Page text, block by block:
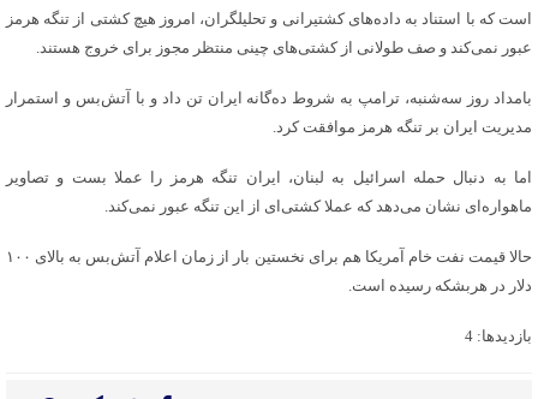
است که با استناد به داده‌های کشتیرانی و تحلیلگران، امروز هیچ کشتی از تنگه هرمز
عبور نمی‌کند و صف طولانی از کشتی‌های چینی منتظر مجوز برای خروج هستند.
بامداد روز سه‌شنبه، ترامپ به شروط ده‌گانه ایران تن داد و با آتش‌بس و استمرار
مدیریت ایران بر تنگه هرمز موافقت کرد.
اما به دنبال حمله اسرائیل به لبنان، ایران تنگه هرمز را عملا بست و تصاویر
ماهواره‌ای نشان می‌دهد که عملا کشتی‌ای از این تنگه عبور نمی‌کند.
حالا قیمت نفت خام آمریکا هم برای نخستین بار از زمان اعلام آتش‌بس به بالای ۱۰۰
دلار در هربشکه رسیده است.
بازدیدها: 4